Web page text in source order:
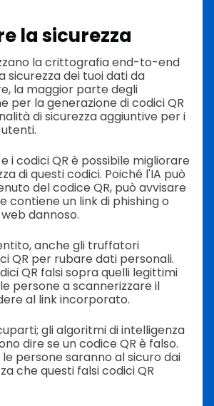
la sicurezza
la crittografia end-to-end
sicurezza dei tuoi dati da
la maggior parte degli
per la generazione di codici QR
di sicurezza aggiuntive per i
i codici QR è possibile migliorare
di questi codici. Poiché l'IA può
del codice QR, può avvisare
contiene un link di phishing o
dannoso.
anche gli truffatori
QR per rubare dati personali.
QR falsi sopra quelli legittimi
persone a scannerizzare il
al link incorporato.
gli algoritmi di intelligenza
dire se un codice QR è falso.
persone saranno al sicuro dai
che questi falsi codici QR